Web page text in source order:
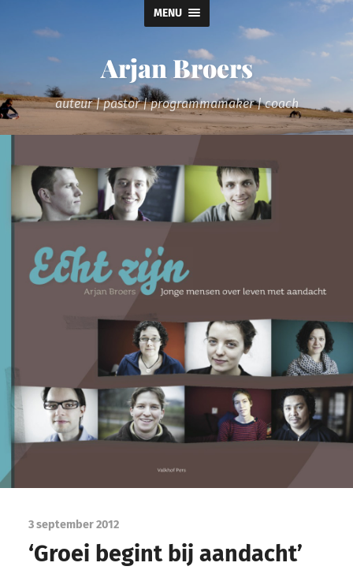
MENU
Arjan Broers
auteur | pastor | programmamaker | coach
3 september 2012
‘Groei begint bij aandacht’